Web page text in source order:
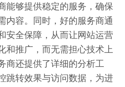
能够提供稳定的服务，确保
内容。同时，好的服务商通
安全保障，从而让网站运营
和推广，而无需担心技术上
商还提供了详细的分析工
跳转效果与访问数据，为进